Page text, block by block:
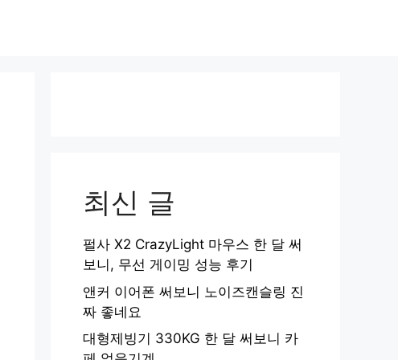
최신 글
펄사 X2 CrazyLight 마우스 한 달 써
보니, 무선 게이밍 성능 후기
앤커 이어폰 써보니 노이즈캔슬링 진
짜 좋네요
대형제빙기 330KG 한 달 써보니 카